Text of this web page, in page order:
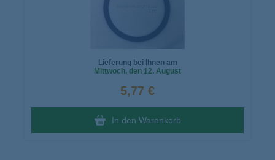
Lieferung bei Ihnen am
Mittwoch, den 12. August
5,77 €
In den Warenkorb